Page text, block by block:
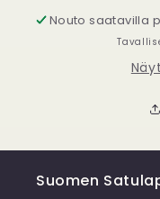
Nouto saatavilla
Suomen